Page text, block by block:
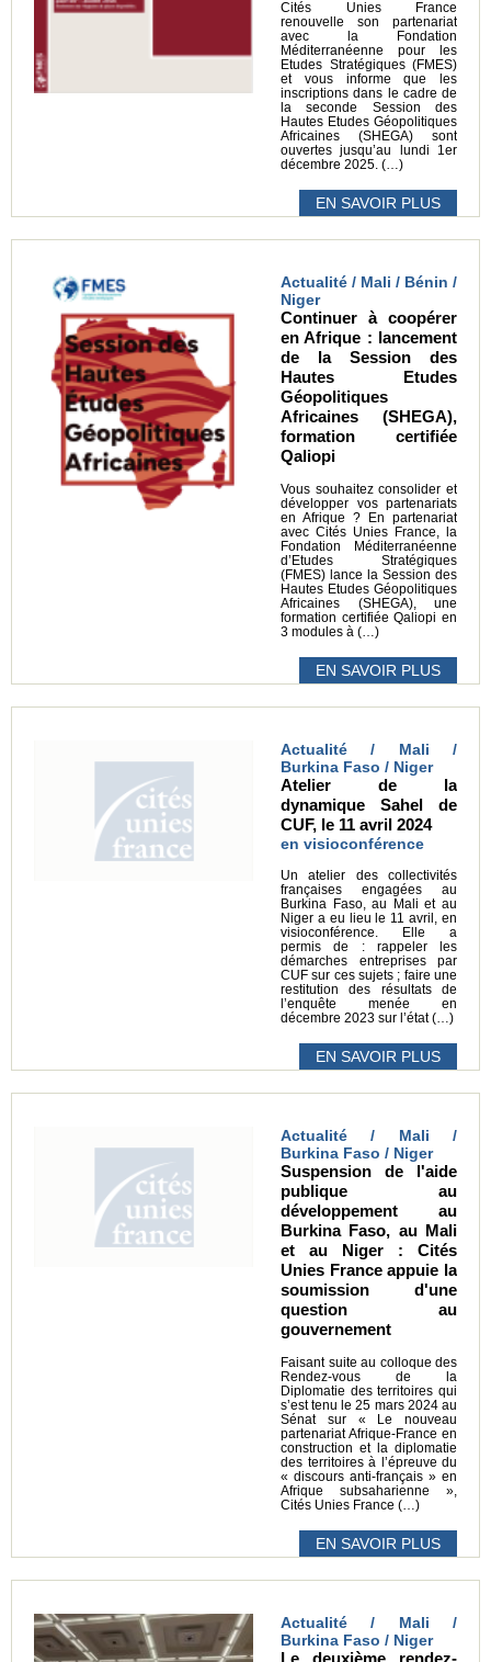
Cités Unies France
renouvelle son partenariat
avec la Fondation
Méditerranéenne pour les
Etudes Stratégiques (FMES)
et vous informe que les
inscriptions dans le cadre de
la seconde Session des
Hautes Etudes Géopolitiques
Africaines (SHEGA) sont
ouvertes jusqu’au lundi 1er
décembre 2025. (…)
EN SAVOIR PLUS
Actualité / Mali / Bénin /
Niger
Continuer à coopérer
en Afrique : lancement
de la Session des
Hautes Etudes
Géopolitiques
Africaines (SHEGA),
formation certifiée
Qaliopi
Vous souhaitez consolider et
développer vos partenariats
en Afrique ? En partenariat
avec Cités Unies France, la
Fondation Méditerranéenne
d’Etudes Stratégiques
(FMES) lance la Session des
Hautes Etudes Géopolitiques
Africaines (SHEGA), une
formation certifiée Qaliopi en
3 modules à (…)
EN SAVOIR PLUS
Actualité / Mali /
Burkina Faso / Niger
Atelier de la
dynamique Sahel de
CUF, le 11 avril 2024
en visioconférence
Un atelier des collectivités
françaises engagées au
Burkina Faso, au Mali et au
Niger a eu lieu le 11 avril, en
visioconférence. Elle a
permis de : rappeler les
démarches entreprises par
CUF sur ces sujets ; faire une
restitution des résultats de
l’enquête menée en
décembre 2023 sur l’état (…)
EN SAVOIR PLUS
Actualité / Mali /
Burkina Faso / Niger
Suspension de l'aide
publique au
développement au
Burkina Faso, au Mali
et au Niger : Cités
Unies France appuie la
soumission d'une
question au
gouvernement
Faisant suite au colloque des
Rendez-vous de la
Diplomatie des territoires qui
s’est tenu le 25 mars 2024 au
Sénat sur « Le nouveau
partenariat Afrique-France en
construction et la diplomatie
des territoires à l’épreuve du
« discours anti-français » en
Afrique subsaharienne »,
Cités Unies France (…)
EN SAVOIR PLUS
Actualité / Mali /
Burkina Faso / Niger
Le deuxième rendez-